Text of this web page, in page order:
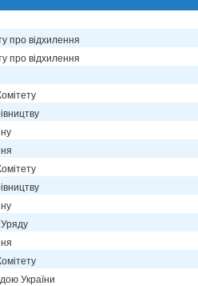
про відхилення
про відхилення
України